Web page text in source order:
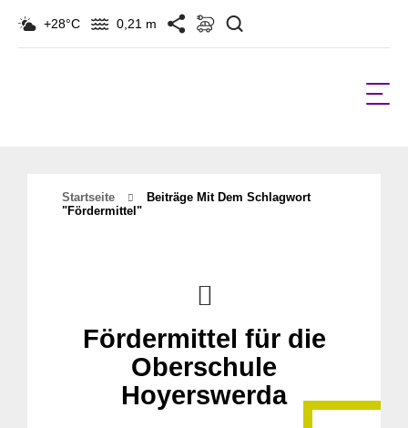
+28°C 0,21 m
Startseite
Beiträge Mit Dem Schlagwort
"Fördermittel"
Fördermittel für die
Oberschule
Hoyerswerda